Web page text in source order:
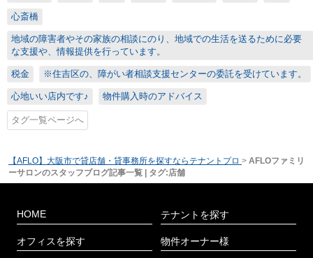
心斎橋
地域の障害者やその家族の相談にのり、地域での生活を送るために必要
な支援や、情報提供を行っています。
税金 ※住吉区の、障がい者相談支援センターの委託を受けています。
心地いい店内です♪ 物件購入時のアドバイス
タグ一覧ページへ
【AFLO】大阪市で貸店舗・貸事務所を探すならテナントプロ > AFLOファミリ
ーサロンのスタッフブログ記事一覧 | タグ:店舗
HOME
オフィスを探す
テナントを探す
物件オーナー様